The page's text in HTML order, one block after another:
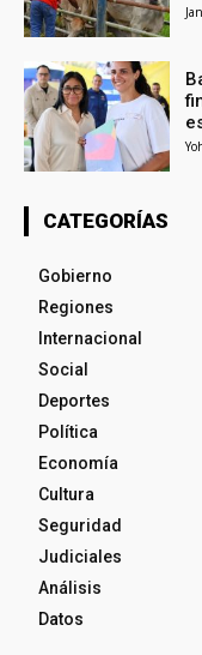
CATEGORÍAS
Gobierno
Regiones
Internacional
Social
Deportes
Política
Economía
Cultura
Seguridad
Judiciales
Análisis
Datos